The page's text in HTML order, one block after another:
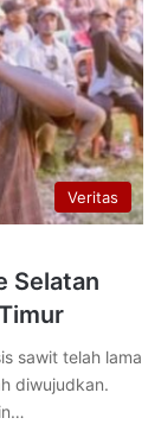
Veritas
Selatan
sawit telah lama
diwujudkan.